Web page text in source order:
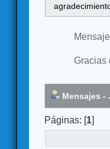
Gracias
Mensajes -
Páginas: [1]